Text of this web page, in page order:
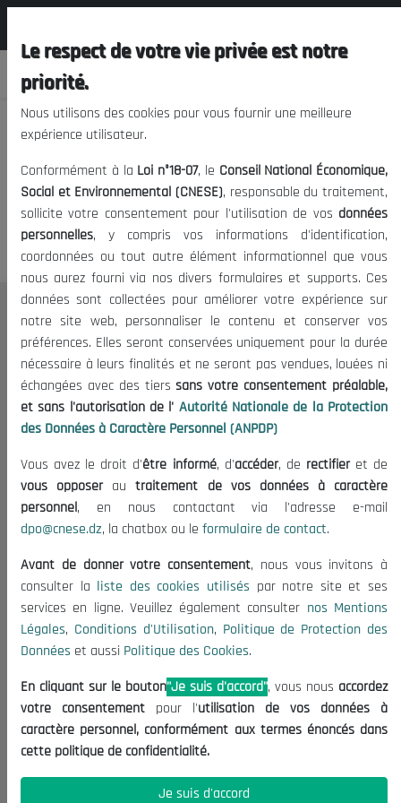
Nous vous prions de nous
excuser, mais l'accès à ce
contenu est restreint.
Le CNESE
A Propos
Le président
Organisation
Publications
Informations utiles
Appels d'offres et Consultations
Mentions Légales
Conditions d'Utilisation
Politique de Protection des Données
Politique des Cookies
Nous Contacter
(+213) 021 98 01 00|01|02
contact@cnese.dz
Suggestions ou Initiatives ?
Newsletter
dernières nouvelles.
Le respect de votre vie privée est notre
priorité.
Nous utilisons des cookies pour vous fournir une meilleure
expérience utilisateur.
Conformément à la Loi n°18-07, le Conseil National Économique,
Social et Environnemental (CNESE), responsable du traitement,
sollicite votre consentement pour l'utilisation de vos données
personnelles, y compris vos informations d'identification,
coordonnées ou tout autre élément informationnel que vous
nous aurez fourni via nos divers formulaires et supports. Ces
données sont collectées pour améliorer votre expérience sur
notre site web, personnaliser le contenu et conserver vos
préférences. Elles seront conservées uniquement pour la durée
nécessaire à leurs finalités et ne seront pas vendues, louées ni
échangées avec des tierssans votre consentement préalable,
et sans l'autorisation de l' Autorité Nationale de la Protection
des Données à Caractère Personnel (ANPDP)
Vous avez le droit d'être informé, d'accéder, de rectifieret de
vous opposerautraitement de vos données à caractère
personnel, en nous contactant via l'adresse e-mail
dpo@cnese.dz, la chatbox ou le formulaire de contact.
Avant de donner votre consentement, nous vous invitons à
consulter la liste des cookies utilisés par notre site et ses
services en ligne. Veuillez également consulter nos Mentions
Légales, Conditions d'Utilisation, Politique de Protection des
Données et aussi Politique des Cookies.
En cliquant sur le bouton"Je suis d'accord", vous nous accordez
votre consentement pour l'utilisation de vos données à
caractère personnel, conformément aux termes énoncés dans
cette politique de confidentialité.
Je suis d'accord